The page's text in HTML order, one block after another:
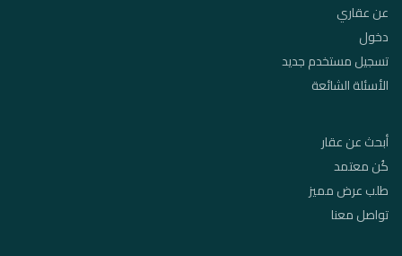
عن عقاري
دخول
تسجيل مستخدم جديد
الأسئلة الشائعة
أبحث عن عقار
كُن معتمد
طلب عرض مميز
تواصل معنا